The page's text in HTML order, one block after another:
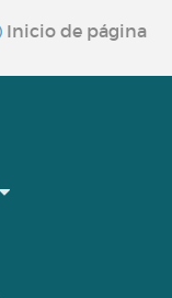
Inicio de página